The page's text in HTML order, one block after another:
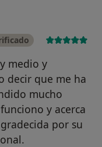
medio y
decir que me ha
mucho
y acerca
por su